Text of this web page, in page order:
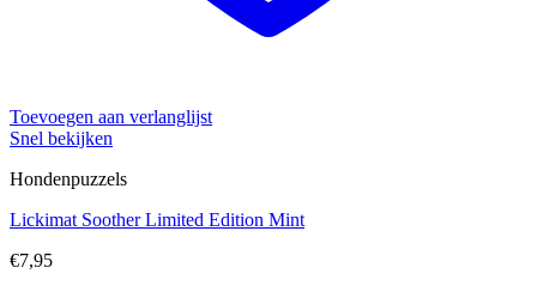
Toevoegen aan verlanglijst
Snel bekijken
Hondenpuzzels
Lickimat Soother Limited Edition Mint
€7,95